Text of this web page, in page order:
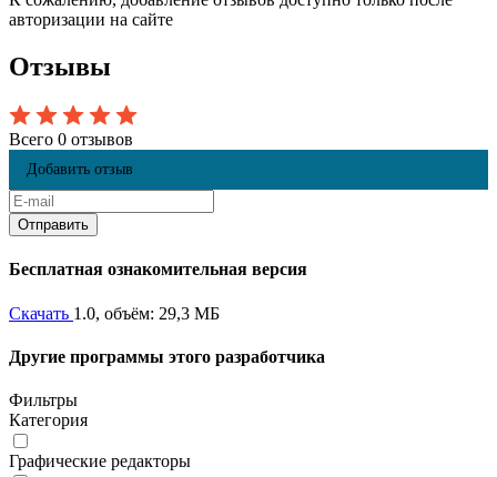
авторизации на сайте
Отзывы
Всего 0 отзывов
Добавить отзыв
Бесплатная ознакомительная версия
Скачать 1.0, объём: 29,3 МБ
Другие программы этого разработчика
Фильтры
Категория
Графические редакторы